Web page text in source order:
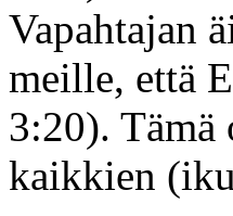
Vapahtajan
meille, että
3:20). Tämä
kaikkien